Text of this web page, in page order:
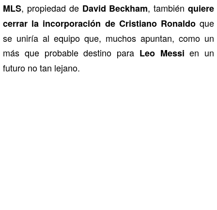
MLS, propiedad de David Beckham, tambiénquiere
cerrar la incorporación de Cristiano Ronaldoque
se uniría al equipo que, muchos apuntan, como un
más que probable destino para Leo Messi en un
futuro no tan lejano.